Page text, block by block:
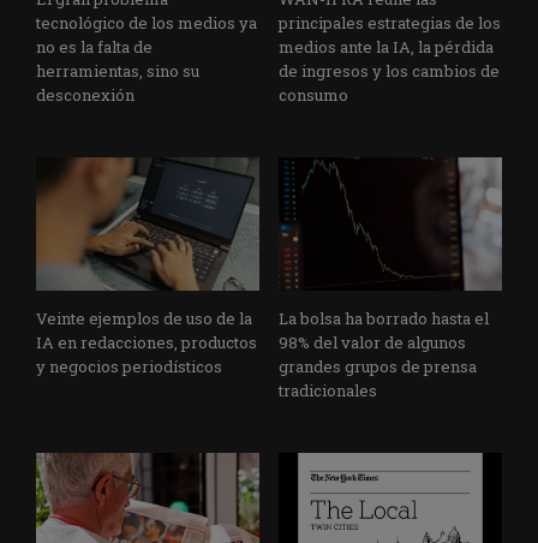
tecnológico de los medios ya
no es la falta de
herramientas, sino su
desconexión
principales estrategias de los
medios ante la IA, la pérdida
de ingresos y los cambios de
consumo
Veinte ejemplos de uso de la
IA en redacciones, productos
y negocios periodísticos
La bolsa ha borrado hasta el
98% del valor de algunos
grandes grupos de prensa
tradicionales